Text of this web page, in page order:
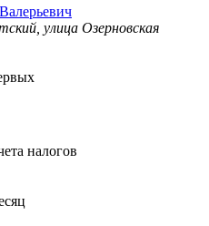
улица Озерновская
налогов